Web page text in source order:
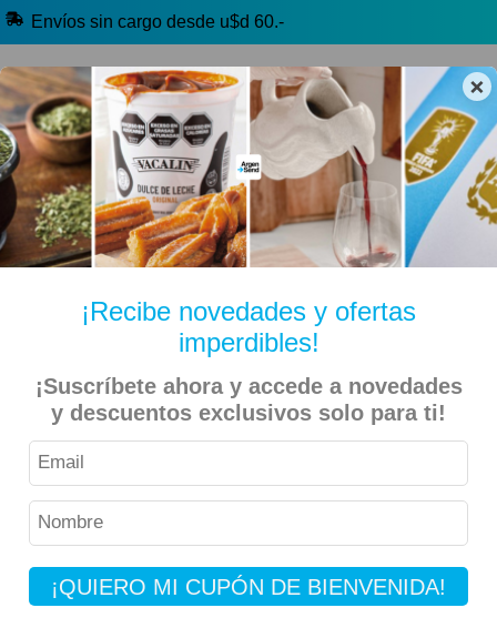
×
¡Recibe novedades y ofertas
imperdibles!
¡Suscríbete ahora y accede a novedades
y descuentos exclusivos solo para ti!
¡QUIERO MI CUPÓN DE BIENVENIDA!
Envíos sin cargo desde u$d 60.-
🔥 Alfajores y Golosinas
🧉 Clásicos argentinos 🏷️ Todas las categorías
Inicio Kiosko Dulce y Salado Alfajores y Conitos
La Aldea – Alfajor Bomba Dulce de Leche – 12 Unidades